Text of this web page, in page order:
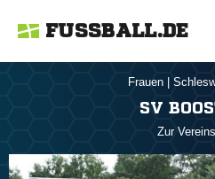
FUSSBALL.DE
Frauen
SV
Zur